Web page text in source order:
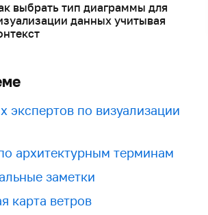
выбрать тип диаграммы для
данных учитывая
экспертов по визуализации
архитектурным терминам
заметки
карта ветров